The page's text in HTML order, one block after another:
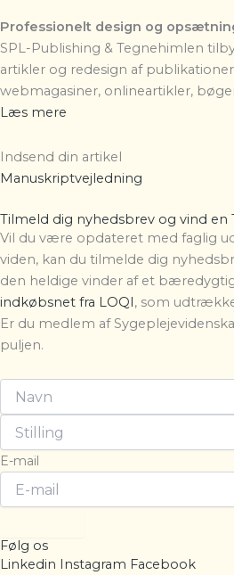
Professionelt design og
SPL-Publishing & Tegnehimlen
artikler og redesign af
webmagasiner, onlineartikler,
Læs mere
Indsend din artikel
Manuskriptvejledning
Tilmeld dig nyhedsbrev og vind en
Vil du være opdateret med faglig
viden, kan du tilmelde dig
den heldige vinder af et
indkøbsnet fra LOQI , som
Er du medlem af
puljen.
E-mail
Følg os
Linkedin Instagram Facebook